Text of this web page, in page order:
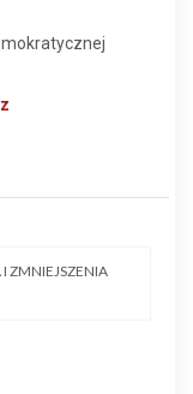
ZMNIEJSZENIA